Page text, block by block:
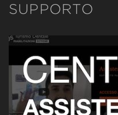
SUPPORTO